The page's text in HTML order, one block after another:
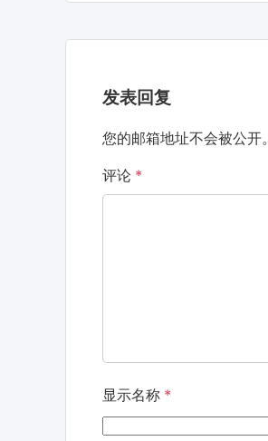
发表回复
您的邮箱地址不会被公开。
评论 *
显示名称 *